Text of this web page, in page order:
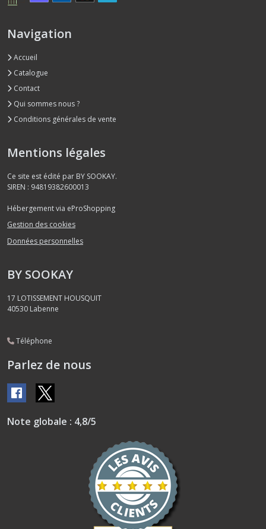
Navigation
Accueil
Catalogue
Contact
Qui sommes nous ?
Conditions générales de vente
Mentions légales
Ce site est édité par BY SOOKAY.
SIREN : 94819382600013
Hébergement via eProShopping
Gestion des cookies
Données personnelles
BY SOOKAY
17 LOTISSEMENT HOUSQUIT
40530 Labenne
Téléphone
Parlez de nous
Note globale : 4,8/5